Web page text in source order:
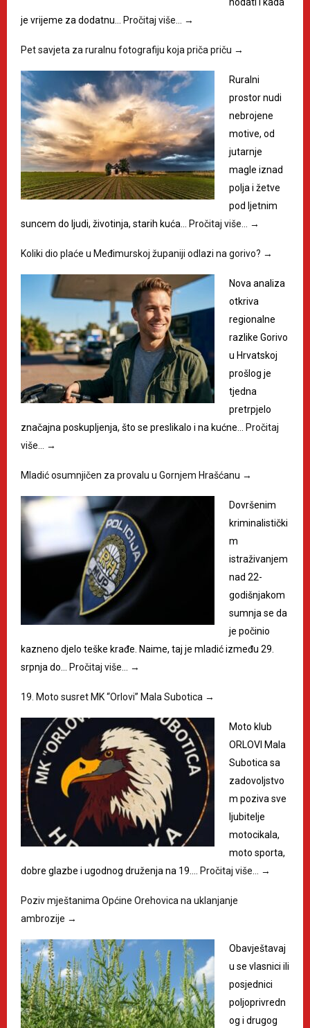
hodati i kada
je vrijeme za dodatnu… Pročitaj više… →
Pet savjeta za ruralnu fotografiju koja priča priču →
Ruralni
prostor nudi
nebrojene
motive, od
jutarnje
magle iznad
polja i žetve
pod ljetnim
suncem do ljudi, životinja, starih kuća… Pročitaj više… →
Koliki dio plaće u Međimurskoj županiji odlazi na gorivo? →
Nova analiza
otkriva
regionalne
razlike Gorivo
u Hrvatskoj
prošlog je
tjedna
pretrpjelo
značajna poskupljenja, što se preslikalo i na kućne… Pročitaj
više… →
Mladić osumnjičen za provalu u Gornjem Hrašćanu →
Dovršenim
kriminalistički
m
istraživanjem
nad 22-
godišnjakom
sumnja se da
je počinio
kazneno djelo teške krađe. Naime, taj je mladić između 29.
srpnja do… Pročitaj više… →
19. Moto susret MK “Orlovi” Mala Subotica →
Moto klub
ORLOVI Mala
Subotica sa
zadovoljstvo
m poziva sve
ljubitelje
motocikala,
moto sporta,
dobre glazbe i ugodnog druženja na 19.… Pročitaj više… →
Poziv mještanima Općine Orehovica na uklanjanje
ambrozije →
Obavještavaj
u se vlasnici ili
posjednici
poljoprivredn
og i drugog